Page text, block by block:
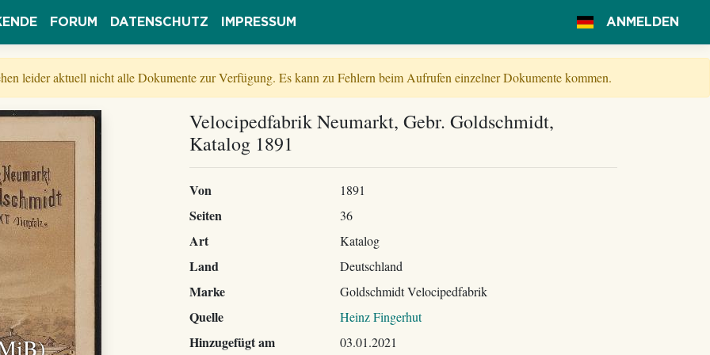
FORUM DATENSCHUTZ IMPRESSUM ANMELDEN
leider aktuell nicht alle Dokumente zur Verfügung. Es kann zu Fehlern beim Aufrufen einzelner Dokumente kommen.
Velocipedfabrik Neumarkt, Gebr. Goldschmidt,
Katalog 1891
Von 1891
Seiten 36
Art Katalog
Land Deutschland
Marke Goldschmidt Velocipedfabrik
Quelle Heinz Fingerhut
Hinzugefügt am 03.01.2021